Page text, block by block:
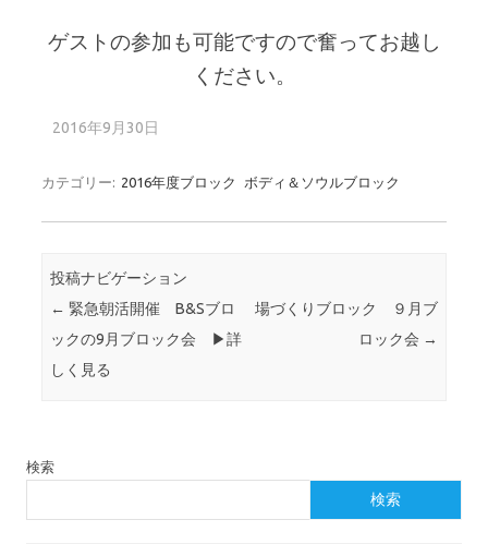
ゲストの参加も可能ですので奮ってお越し
ください。
2016年9月30日
カテゴリー: 2016年度ブロック ボディ＆ソウルブロック
投稿ナビゲーション
← 緊急朝活開催 B&Sブロ
ックの9月ブロック会 ▶詳
しく見る
場づくりブロック ９月ブ
ロック会 →
検索
検索